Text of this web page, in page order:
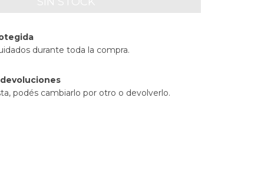
durante toda la compra.
podés cambiarlo por otro o devolverlo.